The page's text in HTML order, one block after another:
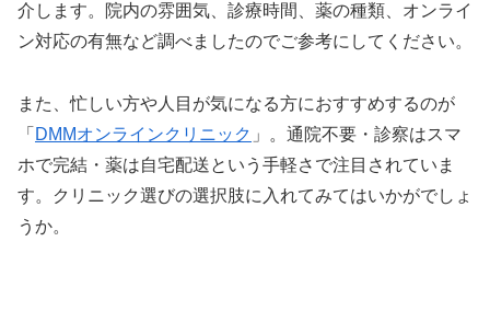
介します。院内の雰囲気、診療時間、薬の種類、オンライ
ン対応の有無など調べましたのでご参考にしてください。
また、忙しい方や人目が気になる方におすすめするのが
「 DMMオンラインクリニック 」。通院不要・診察はスマ
ホで完結・薬は自宅配送という手軽さで注目されていま
す。クリニック選びの選択肢に入れてみてはいかがでしょ
うか。